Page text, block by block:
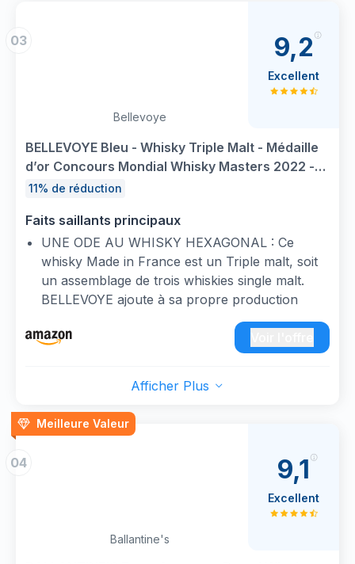
03
Bellevoye
BELLEVOYE Bleu - Whisky Triple Malt - Médaille
d’or Concours Mondial Whisky Masters 2022 -
40 % Alcool - 100 % France - 70 cl
11% de réduction
Faits saillants principaux
UNE ODE AU WHISKY HEXAGONAL : Ce
whisky Made in France est un Triple malt, soit
un assemblage de trois whiskies single malt.
BELLEVOYE ajoute à sa propre production
deux single malt choisis à l’aveugle parmi les
whiskies de l’Hexagone.
UN WHISKY TRIPLE MALT FRANÇAIS : 100 %
international, Bellevoye Bleu Triple Malt affiné
en fût neuf de chêne à grain fin est un véritable
ambassadeur de l’excellence des whiskies
RÉCOMPENSES : Médaille d’or au Concours
Mondial Whisky Masters 2022. Depuis 2019 : le
whisky de la classe affaires d’Air France. 93/100
9,2
Excellent
Afficher Plus
Meilleure Valeur
04
Ballantine's
9,1
Excellent